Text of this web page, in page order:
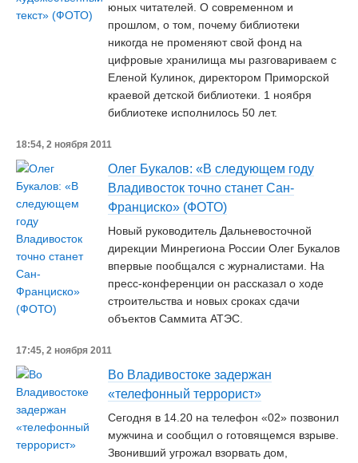
юных читателей. О современном и
прошлом, о том, почему библиотеки
никогда не променяют свой фонд на
цифровые хранилища мы разговариваем с
Еленой Кулинок, директором Приморской
краевой детской библиотеки. 1 ноября
библиотеке исполнилось 50 лет.
18:54, 2 ноября 2011
Олег Букалов: «В следующем году
Владивосток точно станет Сан-
Франциско» (ФОТО)
Новый руководитель Дальневосточной
дирекции Минрегиона России Олег Букалов
впервые пообщался с журналистами. На
пресс-конференции он рассказал о ходе
строительства и новых сроках сдачи
объектов Саммита АТЭС.
17:45, 2 ноября 2011
Во Владивостоке задержан
«телефонный террорист»
Сегодня в 14.20 на телефон «02» позвонил
мужчина и сообщил о готовящемся взрыве.
Звонивший угрожал взорвать дом,